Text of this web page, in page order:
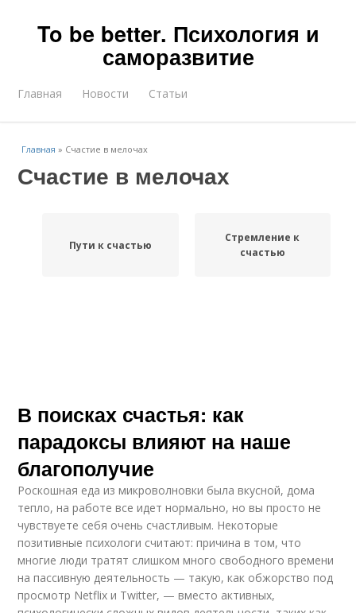
To be better. Психология и
саморазвитие
Главная Новости Статьи
Главная » Счастие в мелочах
Счастие в мелочах
Пути к счастью
Стремление к
счастью
В поисках счастья: как
парадоксы влияют на наше
благополучие
Роскошная еда из микроволновки была вкусной, дома
тепло, на работе все идет нормально, но вы просто не
чувствуете себя очень счастливым. Некоторые
позитивные психологи считают: причина в том, что
многие люди тратят слишком много свободного времени
на пассивную деятельность — такую, как обжорство под
просмотр Netflix и Twitter, — вместо активных,